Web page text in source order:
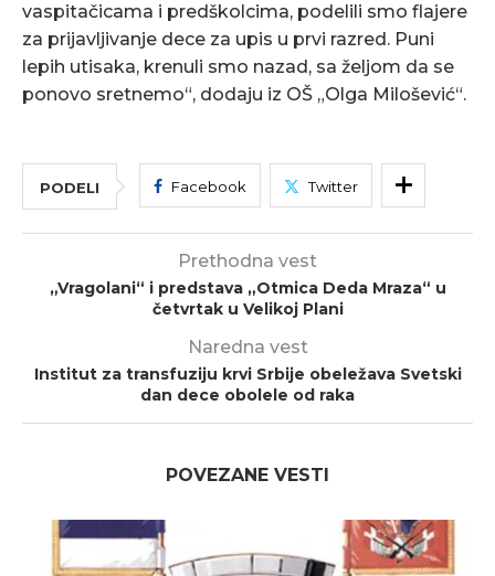
vaspitačicama i predškolcima, podelili smo flajere
za prijavljivanje dece za upis u prvi razred. Puni
lepih utisaka, krenuli smo nazad, sa željom da se
ponovo sretnemo“, dodaju iz OŠ „Olga Milošević“.
PODELI Facebook Twitter
Prethodna vest
„Vragolani“ i predstava „Otmica Deda Mraza“ u
četvrtak u Velikoj Plani
Naredna vest
Institut za transfuziju krvi Srbije obeležava Svetski
dan dece obolele od raka
POVEZANE VESTI